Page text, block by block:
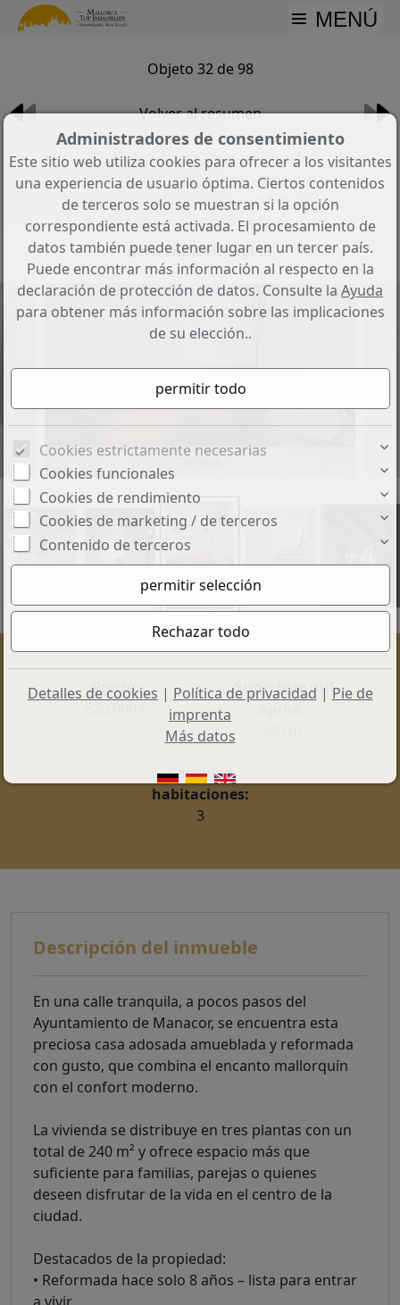
MENÚ
Objeto 32 de 98
Volver al resumen
Encantadora casa adosada
amueblada en el corazón de
Manacor – reformada con estilo y
lista para entrar a vivir
Referencia: BT-ML118
+4
Precio:
Superficie útil
Cantidad
habitaciones:
3
Descripción del inmueble
En una calle tranquila, a pocos pasos del
Ayuntamiento de Manacor, se encuentra esta
preciosa casa adosada amueblada y reformada
con gusto, que combina el encanto mallorquín
con el confort moderno.
La vivienda se distribuye en tres plantas con un
total de 240 m² y ofrece espacio más que
suficiente para familias, parejas o quienes
deseen disfrutar de la vida en el centro de la
ciudad.
Destacados de la propiedad:
• Reformada hace solo 8 años – lista para entrar
Administradores de consentimiento
Este sitio web utiliza cookies para ofrecer a los visitantes
una experiencia de usuario óptima. Ciertos contenidos
de terceros solo se muestran si la opción
correspondiente está activada. El procesamiento de
datos también puede tener lugar en un tercer país.
Puede encontrar más información al respecto en la
declaración de protección de datos. Consulte la Ayuda
para obtener más información sobre las implicaciones
de su elección..
Cookies estrictamente necesarias
Cookies funcionales
Cookies de rendimiento
Cookies de marketing / de terceros
Contenido de terceros
Detalles de cookies | Política de privacidad | Pie de
imprenta
Más datos